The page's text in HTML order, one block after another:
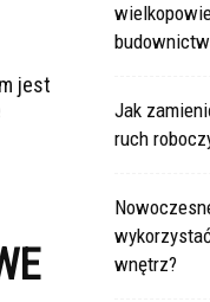
jest
Jak
ruch
wnętrz?